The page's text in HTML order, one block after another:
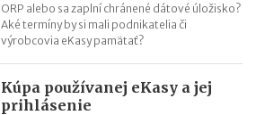
ORP alebo sa zaplní chránené dátové úložisko?
Aké termíny by si mali podnikatelia či
výrobcovia eKasy pamätať?
Kúpa používanej eKasy a jej
prihlásenie